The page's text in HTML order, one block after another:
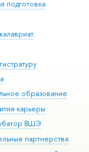
подготовка
образование
карьеры
ВШЭ
партнерства